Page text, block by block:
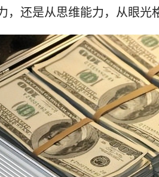
，还是从思维能力，从眼光